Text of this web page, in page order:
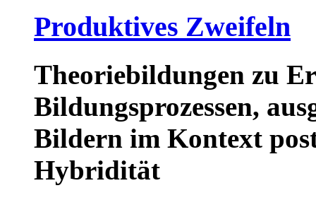
Produktives Zweifeln
Theoriebildungen zu
Bildungsprozessen,
Bildern im Kontext
Hybridität